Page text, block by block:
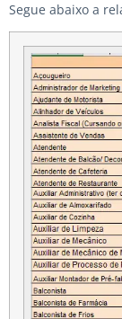
Segue abaixo a